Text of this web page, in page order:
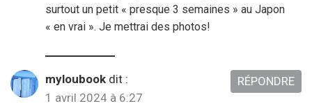
surtout un petit « presque 3 semaines » au Japon
« en vrai ». Je mettrai des photos!
myloubook dit :
1 avril 2024 à 6:27
RÉPONDRE